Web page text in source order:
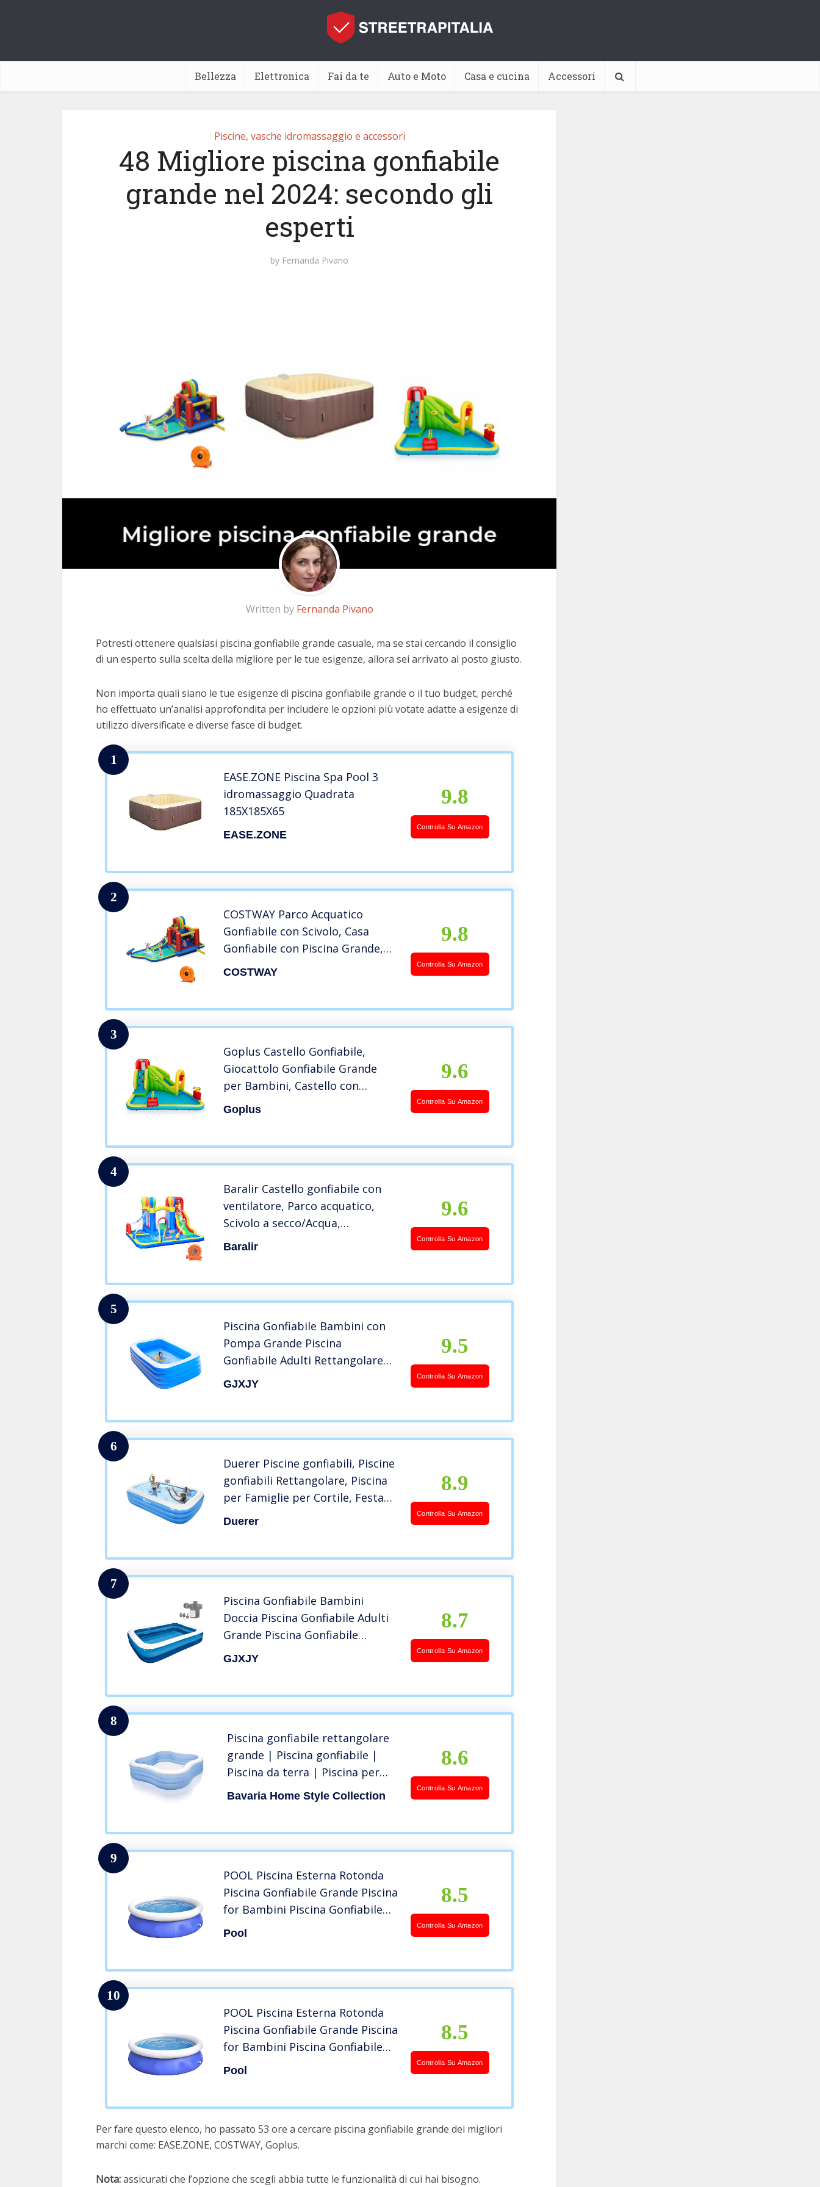
Bellezza Elettronica Fai da te Auto e Moto Casa e cucina Accessori
Piscine, vasche idromassaggio e accessori
48 Migliore piscina gonfiabile
grande nel 2024: secondo gli
esperti
by Fernanda Pivano
Written by Fernanda Pivano
Potresti ottenere qualsiasi piscina gonfiabile grande casuale, ma se stai cercando il consiglio
di un esperto sulla scelta della migliore per le tue esigenze, allora sei arrivato al posto giusto.
Non importa quali siano le tue esigenze di piscina gonfiabile grande o il tuo budget, perché
ho effettuato un’analisi approfondita per includere le opzioni più votate adatte a esigenze di
utilizzo diversificate e diverse fasce di budget.
1
EASE.ZONE Piscina Spa Pool 3
idromassaggio Quadrata
185X185X65
EASE.ZONE
9.8
Controlla Su Amazon
2
COSTWAY Parco Acquatico
Gonfiabile con Scivolo, Casa
Gonfiabile con Piscina Grande,
Parete per Arrampicarsi,
COSTWAY
9.8
Controlla Su Amazon
3
Goplus Castello Gonfiabile,
Giocattolo Gonfiabile Grande
per Bambini, Castello con
Scivolo e Piscina Multifunzione,
in Tessuto,400x335x230 cm
Goplus
9.6
Controlla Su Amazon
4
Baralir Castello gonfiabile con
ventilatore, Parco acquatico,
Scivolo a secco/Acqua,
343x338x202 cm, Castello
Baralir
9.6
Controlla Su Amazon
5
Piscina Gonfiabile Bambini con
Pompa Grande Piscina
Gonfiabile Adulti Rettangolare
Family Vasca da Bagno
GJXJY
9.5
Controlla Su Amazon
6
Duerer Piscine gonfiabili, Piscine
gonfiabili Rettangolare, Piscina
per Famiglie per Cortile, Festa
Estiva in Acqua, all’aperto,
Duerer
8.9
Controlla Su Amazon
7
Piscina Gonfiabile Bambini
Doccia Piscina Gonfiabile Adulti
Grande Piscina Gonfiabile
Rettangolare Vasca da Bagno
GJXJY
8.7
Controlla Su Amazon
8
Piscina gonfiabile rettangolare
grande | Piscina gonfiabile |
Piscina da terra | Piscina per
bambini | Piscina grande per
bambini dai 6 anni in su, adulti
Bavaria Home Style Collection
8.6
Controlla Su Amazon
9
POOL Piscina Esterna Rotonda
Piscina Gonfiabile Grande Piscina
for Bambini Piscina Gonfiabile
(Size : 360x76cm)
Pool
8.5
Controlla Su Amazon
10
POOL Piscina Esterna Rotonda
Piscina Gonfiabile Grande Piscina
for Bambini Piscina Gonfiabile
(Size : 300x76cm)
Pool
8.5
Controlla Su Amazon
Per fare questo elenco, ho passato 53 ore a cercare piscina gonfiabile grande dei migliori
marchi come: EASE.ZONE, COSTWAY, Goplus.
Nota:assicurati che l’opzione che scegli abbia tutte le funzionalità di cui hai bisogno.